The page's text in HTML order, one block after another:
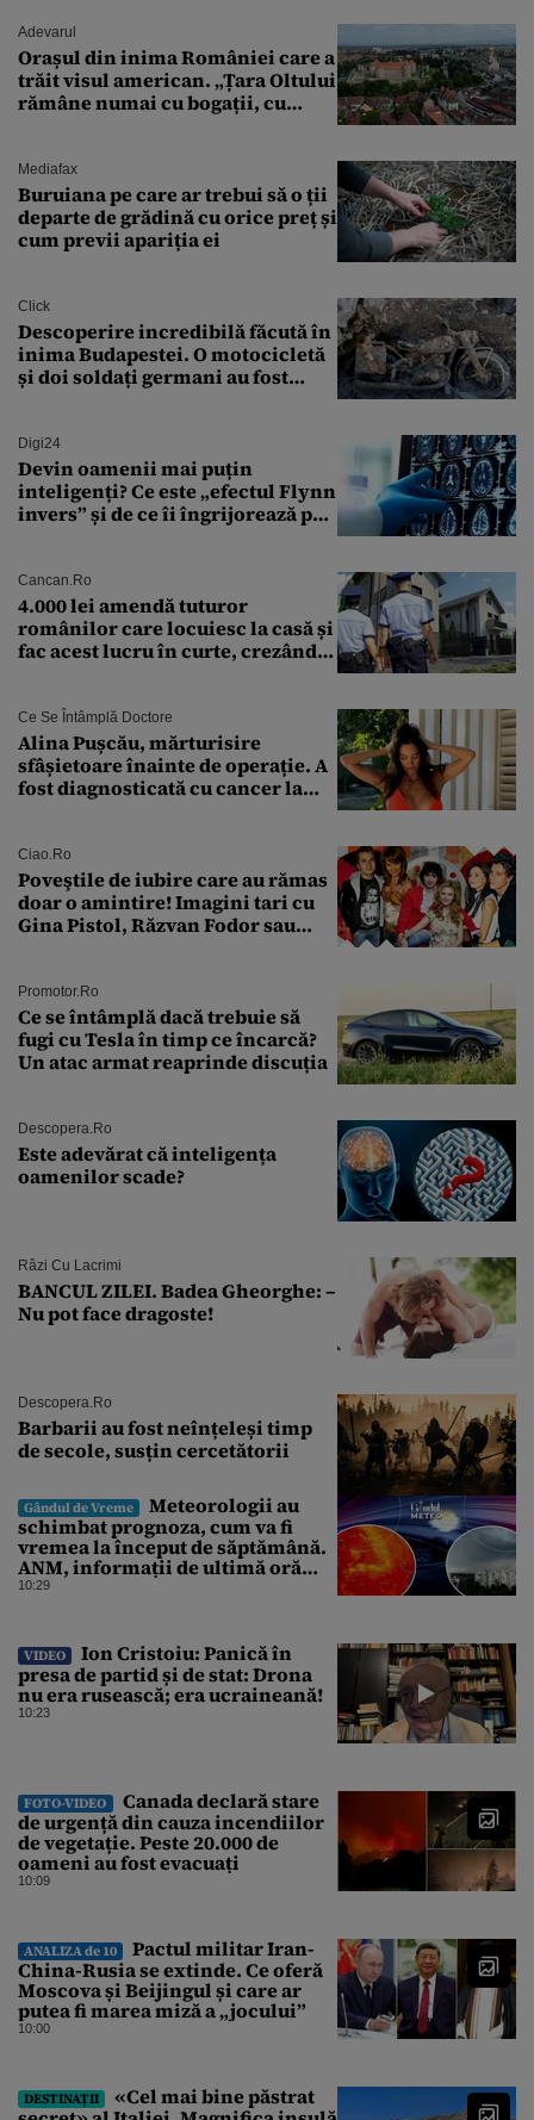
Adevarul
Orașul din inima României care a
trăit visul american. „Țara Oltului
rămâne numai cu bogații, cu
Mediafax
Buruiana pe care ar trebui să o ții
departe de grădină cu orice preț și
cum previi apariția ei
Click
Descoperire incredibilă făcută în
inima Budapestei. O motocicletă
și doi soldați germani au fost
Digi24
Devin oamenii mai puțin
inteligenți? Ce este „efectul Flynn
invers” și de ce îi îngrijorează pe
Cancan.ro
4.000 lei amendă tuturor
românilor care locuiesc la casă și
fac acest lucru în curte, crezând
Ce Se Întâmplă Doctore
Alina Pușcău, mărturisire
sfâșietoare înainte de operație. A
fost diagnosticată cu cancer la
îmi salvez viața”
Ciao.ro
Poveştile de iubire care au rămas
doar o amintire! Imagini tari cu
Gina Pistol, Răzvan Fodor sau
Promotor.ro
Ce se întâmplă dacă trebuie să
fugi cu Tesla în timp ce încarcă?
Un atac armat reaprinde discuția
Descopera.ro
Este adevărat că inteligența
oamenilor scade?
Râzi Cu Lacrimi
BANCUL ZILEI. Badea Gheorghe: –
Nu pot face dragoste!
Descopera.ro
Barbarii au fost neînțeleși timp
de secole, susțin cercetătorii
Gândul de Vreme
Meteorologii au
schimbat prognoza, cum va fi
vremea la început de săptămână.
ANM, informații de ultimă oră
pentru Gândul
10:29
VIDEO
Ion Cristoiu: Panică în
presa de partid și de stat: Drona
nu era rusească; era ucraineană!
10:23
FOTO-VIDEO
Canada declară stare
de urgență din cauza incendiilor
de vegetație. Peste 20.000 de
oameni au fost evacuați
10:09
ANALIZA de 10
Pactul militar Iran-
China-Rusia se extinde. Ce oferă
Moscova și Beijingul și care ar
putea fi marea miză a „jocului”
10:00
DESTINAȚII
«Cel mai bine păstrat